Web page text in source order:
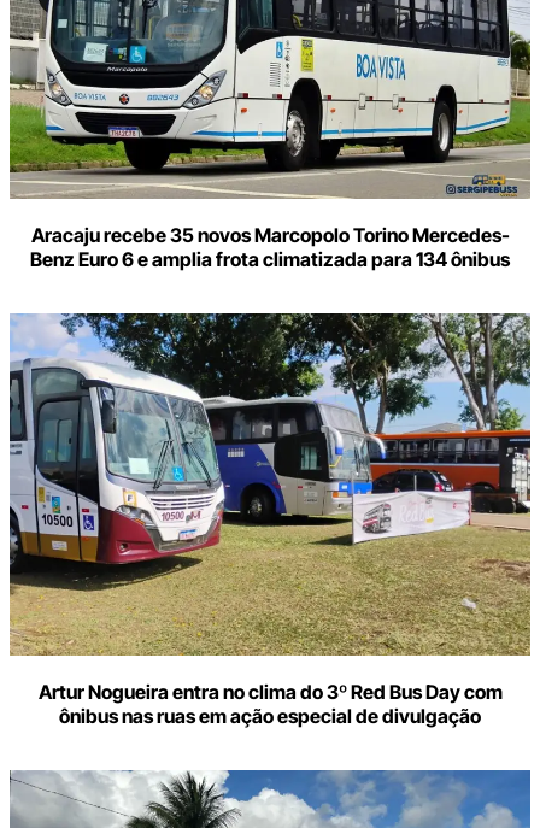
Aracaju recebe 35 novos Marcopolo Torino Mercedes-
Benz Euro 6 e amplia frota climatizada para 134 ônibus
Artur Nogueira entra no clima do 3º Red Bus Day com
ônibus nas ruas em ação especial de divulgação